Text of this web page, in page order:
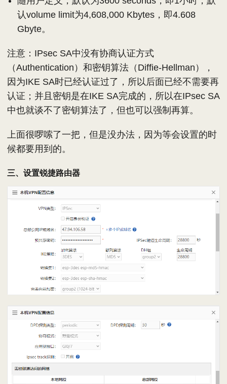
认volume limit为4,608,000 Kbytes，即4.608
Gbyte。
注意：IPsec SA中没有协商认证方式
（Authentication）和密钥算法（Diffie-Hellman），
因为IKE SA时已经认证过了，所以后面已经不需要再
认证；并且密钥是在IKE SA完成的，所以在IPsec SA
中也就谈不了密钥算法了，但也可以强制再算。
上面很啰嗦了一把，但是没办法，因为等会设置的时
候都要用到的。
三、设置锐捷路由器